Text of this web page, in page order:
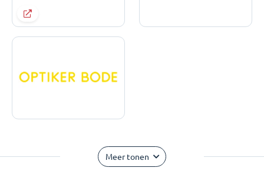
Meer tonen